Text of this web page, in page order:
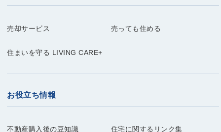
売却サービス 売っても住める
住まいを守る LIVING CARE+
お役立ち情報
不動産購入後の豆知識 住宅に関するリンク集